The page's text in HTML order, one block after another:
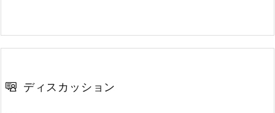
ディスカッション